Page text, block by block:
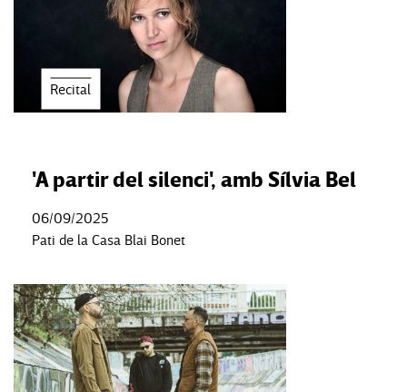
Recital
'A partir del silenci', amb Sílvia Bel
06/09/2025
Pati de la Casa Blai Bonet